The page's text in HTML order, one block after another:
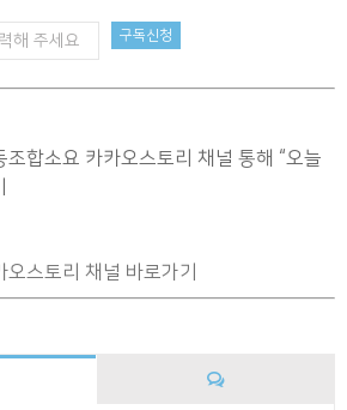
조합소요 카카오스토리 채널 통해 “오늘
스토리 채널 바로가기